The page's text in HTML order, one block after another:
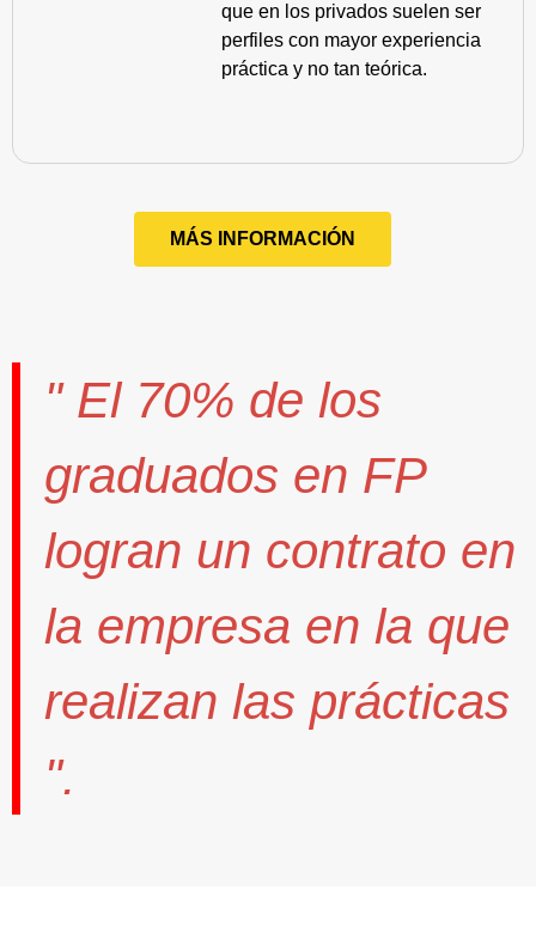
que en los privados suelen ser
perfiles con mayor experiencia
práctica y no tan teórica.
MÁS INFORMACIÓN
" El 70% de los
graduados en FP
logran un contrato en
la empresa en la que
realizan las prácticas
".